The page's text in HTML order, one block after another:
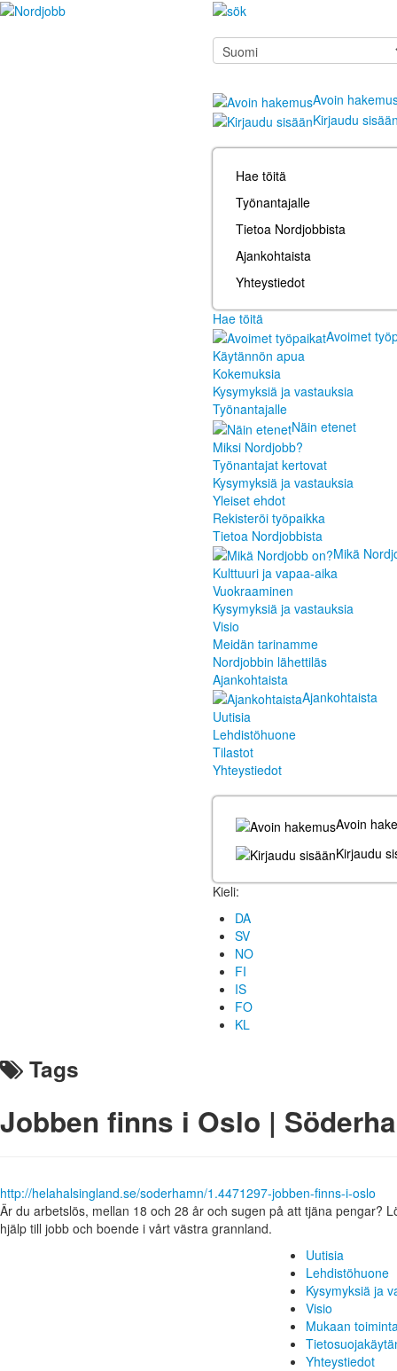
Avoin
Kirjaudu
Hae töitä
Työnantajalle
Tietoa Nordjobbista
Ajankohtaista
Yhteystiedot
Hae töitä
Avoimet
Käytännön apua
Kokemuksia
Kysymyksiä ja vastauksia
Työnantajalle
Näin etenet
Miksi Nordjobb?
Työnantajat kertovat
Kysymyksiä ja vastauksia
Yleiset ehdot
Rekisteröi työpaikka
Tietoa Nordjobbista
Mikä
Kulttuuri ja vapaa-aika
Vuokraaminen
Kysymyksiä ja vastauksia
Visio
Meidän tarinamme
Nordjobbin lähettiläs
Ajankohtaista
Ajankohtaista
Uutisia
Lehdistöhuone
Tilastot
Yhteystiedot
Avoin
Kirjaudu
Kieli:
DA
SV
NO
FI
IS
FO
KL
Tags
Jobben finns i Oslo |
http://helahalsingland.se/soderhamn/1.4471297-jobben-finns-i-oslo
Är du arbetslös, mellan 18 och 28 år och sugen på att tjäna pengar?
hjälp till jobb och boende i vårt västra grannland.
Uutisia
Lehdistöhuone
Kysymyksiä ja
Visio
Mukaan
Yhteystiedot